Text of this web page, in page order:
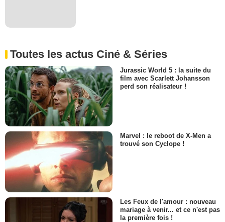
Toutes les actus Ciné & Séries
Jurassic World 5 : la suite du
film avec Scarlett Johansson
perd son réalisateur !
Marvel : le reboot de X-Men a
trouvé son Cyclope !
Les Feux de l'amour : nouveau
mariage à venir... et ce n'est pas
la première fois !